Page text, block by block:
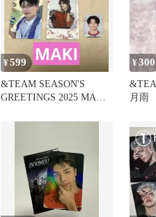
¥599
&TEAM SEASON'S
GREETINGS 2025 MAKI
¥300
月雨